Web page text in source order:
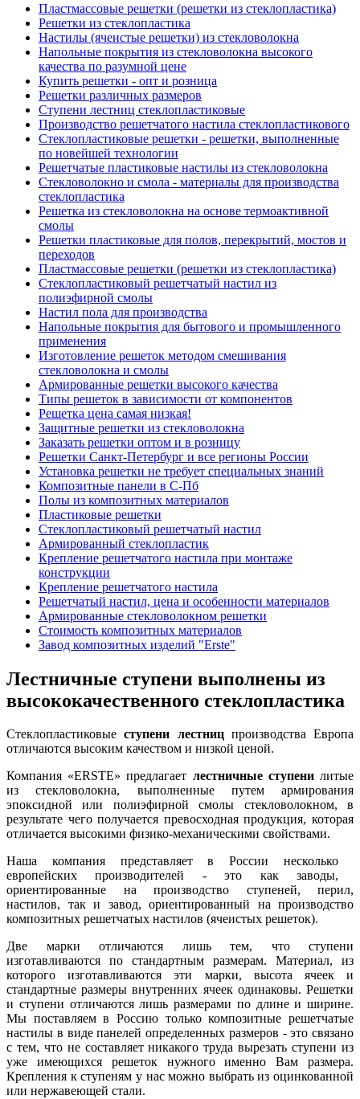
Пластмассовые решетки (решетки из стеклопластика)
Решетки из стеклопластика
Настилы (ячеистые решетки) из стекловолокна
Напольные покрытия из стекловолокна высокого
качества по разумной цене
Купить решетки - опт и розница
Решетки различных размеров
Ступени лестниц стеклопластиковые
Производство решетчатого настила стеклопластикового
Стеклопластиковые решетки - решетки, выполненные
по новейшей технологии
Решетчатые пластиковые настилы из стекловолокна
Стекловолокно и смола - материалы для производства
стеклопластика
Решетка из стекловолокна на основе термоактивной
смолы
Решетки пластиковые для полов, перекрытий, мостов и
переходов
Пластмассовые решетки (решетки из стеклопластика)
Стеклопластиковый решетчатый настил из
полиэфирной смолы
Настил пола для производства
Напольные покрытия для бытового и промышленного
применения
Изготовление решеток методом смешивания
стекловолокна и смолы
Армированные решетки высокого качества
Типы решеток в зависимости от компонентов
Решетка цена самая низкая!
Защитные решетки из стекловолокна
Заказать решетки оптом и в розницу
Решетки Санкт-Петербург и все регионы России
Установка решетки не требует специальных знаний
Композитные панели в С-Пб
Полы из композитных материалов
Пластиковые решетки
Стеклопластиковый решетчатый настил
Армированный стеклопластик
Крепление решетчатого настила при монтаже
конструкции
Крепление решетчатого настила
Решетчатый настил, цена и особенности материалов
Армированные стекловолокном решетки
Стоимость композитных материалов
Завод композитных изделий "Erste"
Лестничные ступени выполнены из
высококачественного стеклопластика
Стеклопластиковыеступени лестницпроизводства Европа
отличаются высоким качеством и низкой ценой.
Компания «ERSTE» предлагает лестничные ступенилитые
из стекловолокна, выполненные путем армирования
эпоксидной или полиэфирной смолы стекловолокном, в
результате чего получается превосходная продукция, которая
отличается высокими физико-механическими свойствами.
Наша компания представляет в России несколько
европейских производителей - это как заводы,
ориентированные на производство ступеней, перил,
настилов, так и завод, ориентированный на производство
композитных решетчатых настилов (ячеистых решеток).
Две марки отличаются лишь тем, что ступени
изготавливаются по стандартным размерам. Материал, из
которого изготавливаются эти марки, высота ячеек и
стандартные размеры внутренних ячеек одинаковы. Решетки
и ступени отличаются лишь размерами по длине и ширине.
Мы поставляем в Россию только композитные решетчатые
настилы в виде панелей определенных размеров - это связано
с тем, что не составляет никакого труда вырезать ступени из
уже имеющихся решеток нужного именно Вам размера.
Крепления к ступеням у нас можно выбрать из оцинкованной
или нержавеющей стали.